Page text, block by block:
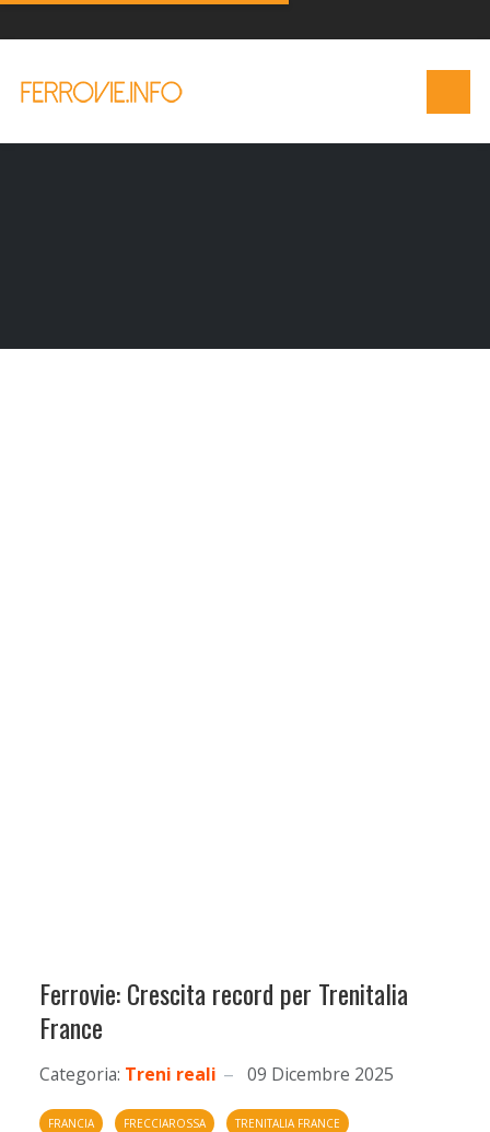
Ferrovie: Crescita record per Trenitalia
France
Categoria: Treni reali 09 Dicembre 2025
FRANCIA FRECCIAROSSA TRENITALIA FRANCE